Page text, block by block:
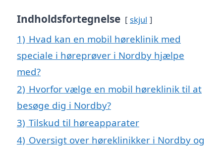
Indholdsfortegnelse skjul
1) Hvad kan en mobil høreklinik med
speciale i høreprøver i Nordby hjælpe
med?
2) Hvorfor vælge en mobil høreklinik til at
besøge dig i Nordby?
3) Tilskud til høreapparater
4) Oversigt over høreklinikker i Nordby og